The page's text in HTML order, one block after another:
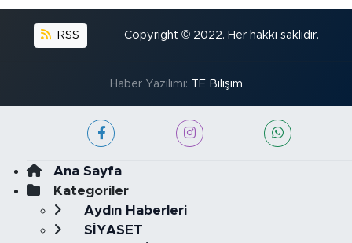
RSS Copyright © 2022. Her hakkı saklıdır.
Haber Yazılımı: TE Bilişim
Ana Sayfa
Kategoriler
Aydın Haberleri
SİYASET